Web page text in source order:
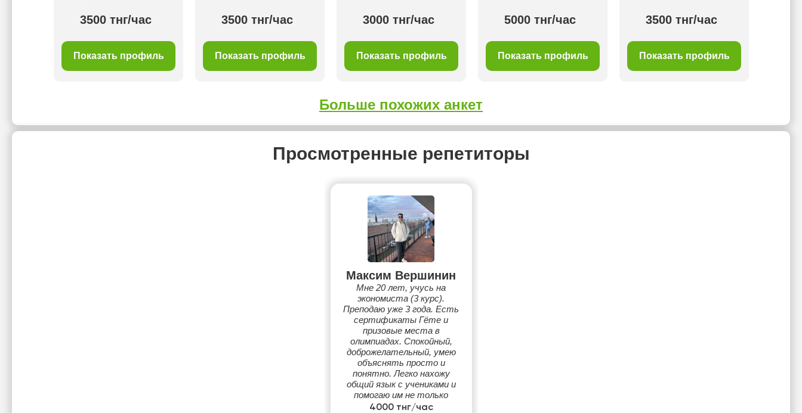
3500 тнг/час
Показать профиль
3500 тнг/час
Показать профиль
3000 тнг/час
Показать профиль
5000 тнг/час
Показать профиль
3500 тнг/час
Показать профиль
Больше похожих анкет
Просмотренные репетиторы
Максим Вершинин
Мне 20 лет, учусь на
экономиста (3 курс).
Преподаю уже 3 года. Есть
сертификаты Гёте и
призовые места в
олимпиадах. Спокойный,
доброжелательный, умею
объяснять просто и
понятно. Легко нахожу
общий язык с учениками и
помогаю им не только
учиться, но и поверить в
4000 тнг/час